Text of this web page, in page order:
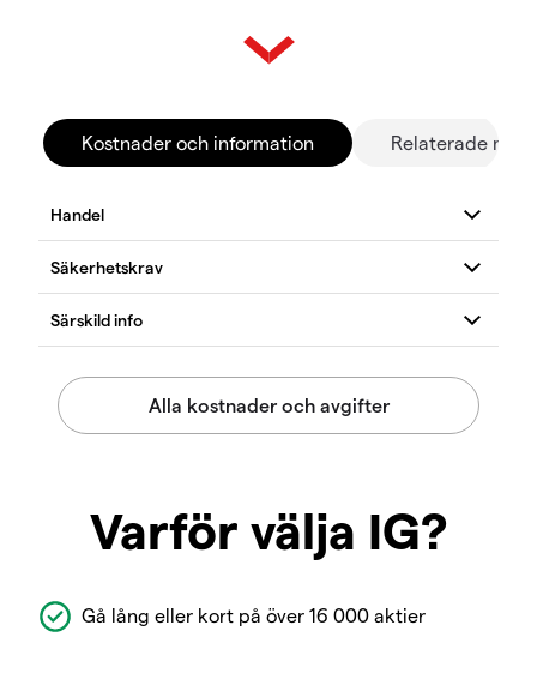
Kostnader och information Relaterade
Varför välja IG?
Gå lång eller kort på över 16 000 aktier